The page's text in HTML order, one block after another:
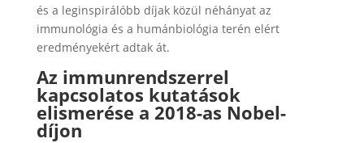
és a leginspirálóbb díjak közül néhányat az
immunológia és a humánbiológia terén elért
eredményekért adtak át.
Az immunrendszerrel
kapcsolatos kutatások
elismerése a 2018-as Nobel-
díjon